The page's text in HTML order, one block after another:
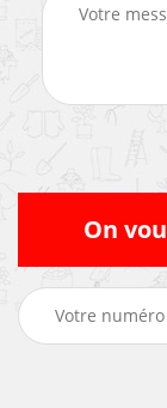
On